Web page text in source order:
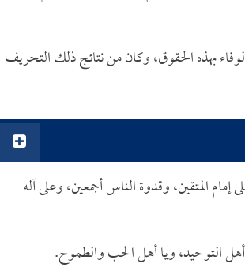
بهذه الحقوق، وكان من نتائج ذلك التحريف
المتقين، وقدوة الناس أجمعين، وعلى آله
أهل التوحيد، ويا أهل الحب والطموح.